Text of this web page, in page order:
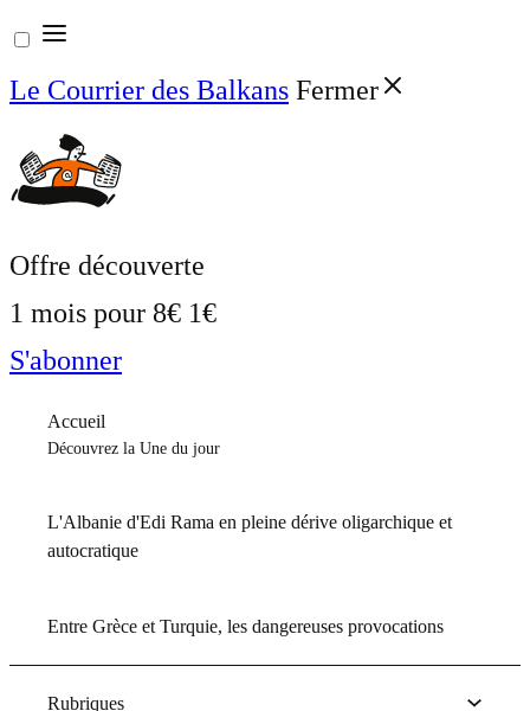
Aller
au
contenu
Le Courrier des Balkans Fermer
Offre découverte
1 mois pour 8€ 1€
S'abonner
Accueil
Découvrez la Une du jour
L'Albanie d'Edi Rama en pleine dérive oligarchique et
autocratique
Entre Grèce et Turquie, les dangereuses provocations
Rubriques